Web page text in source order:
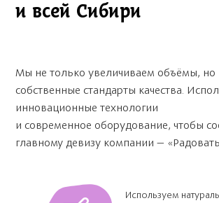
и всей Сибири
Мы не только увеличиваем объёмы, но
собственные стандарты качества.
инновационные технологии
и современное оборудование, чтобы
главному девизу компании —
Используем